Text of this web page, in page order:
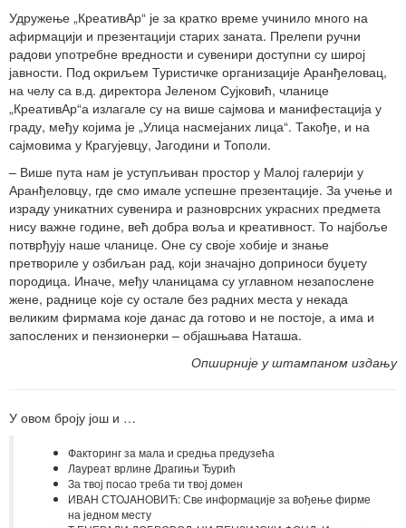
Удружење „КреативАр“ је за кратко време учинило много на
афирмацији и презентацији старих заната. Прелепи ручни
радови употребне вредности и сувенири доступни су широј
јавности. Под окриљем Туристичке организације Аранђеловац,
на челу са в.д. директора Јеленом Сујковић, чланице
„КреативАр“а излагале су на више сајмова и манифестација у
граду, међу којима је „Улица насмејаних лица“. Такође, и на
сајмовима у Крагујевцу, Јагодини и Тополи.
– Више пута нам је уступљиван простор у Малој галерији у
Аранђеловцу, где смо имале успешне презентације. За учење и
израду уникатних сувенира и разноврсних украсних предмета
нису важне године, већ добра воља и креативност. То најбоље
потврђују наше чланице. Оне су своје хобије и знање
претвориле у озбиљан рад, који значајно доприноси буџету
породица. Иначе, међу чланицама су углавном незапослене
жене, раднице које су остале без радних места у некада
великим фирмама које данас да готово и не постоје, а има и
запослених и пензионерки – објашњава Наташа.
Опширније у штампаном издању
У овом броју још и …
Факторинг за мала и средња предузећа
Лaурeaт врлинe Дрaгињи Ђурић
За твој посао треба ти твој домен
ИВAН СTOJAНOВИЋ: Све информације за вођење фирме
на једном месту